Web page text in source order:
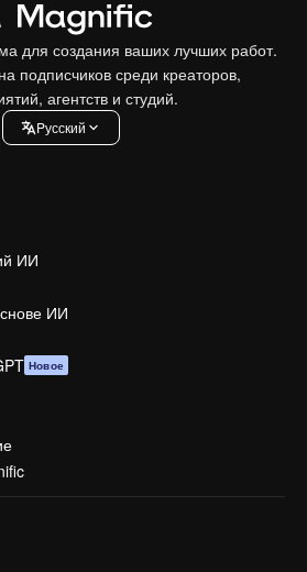
для создания ваших лучших работ.
подписчиков среди креаторов,
агентств и студий.
Pусский
ИИ
ИИ
Новое